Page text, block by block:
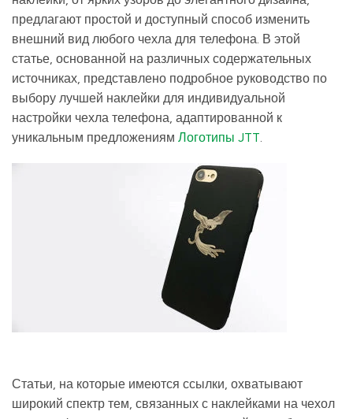
предлагают простой и доступный способ изменить
внешний вид любого чехла для телефона. В этой
статье, основанной на различных содержательных
источниках, представлено подробное руководство по
выбору лучшей наклейки для индивидуальной
настройки чехла телефона, адаптированной к
уникальным предложениям Логотипы JTT
Статьи, на которые имеются ссылки, охватывают
широкий спектр тем, связанных с наклейками на чехол